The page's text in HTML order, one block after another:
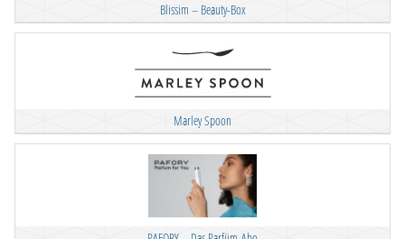
Blissim – Beauty-Box
Marley Spoon